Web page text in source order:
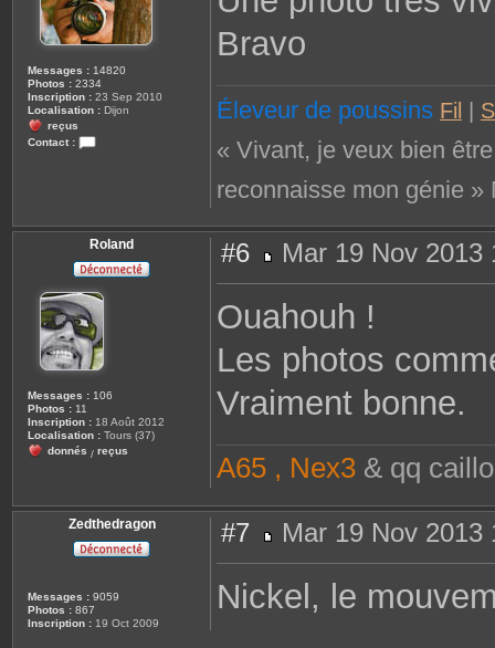
Messages : 14820
Photos : 2334
Inscription : 23 Sep 2010
Localisation : Dijon
reçus
Contact :
t
e
r
b
n
1
Bravo
Éleveur de poussins Fil |
« Vivant, je veux bien
reconnaisse mon génie »
Roland
Messages : 106
Photos : 11
Inscription : 18 Août 2012
Localisation : Tours (37)
donnés / reçus
#6
e
s
a
Mar 19 Nov 2013
Ouahouh !
Les photos
Vraiment bonne.
A65 , Nex3 & qq
Zedthedragon
Messages : 9059
Photos : 867
Inscription : 19 Oct 2009
#7
e
s
a
Mar 19 Nov 2013
Nickel, le